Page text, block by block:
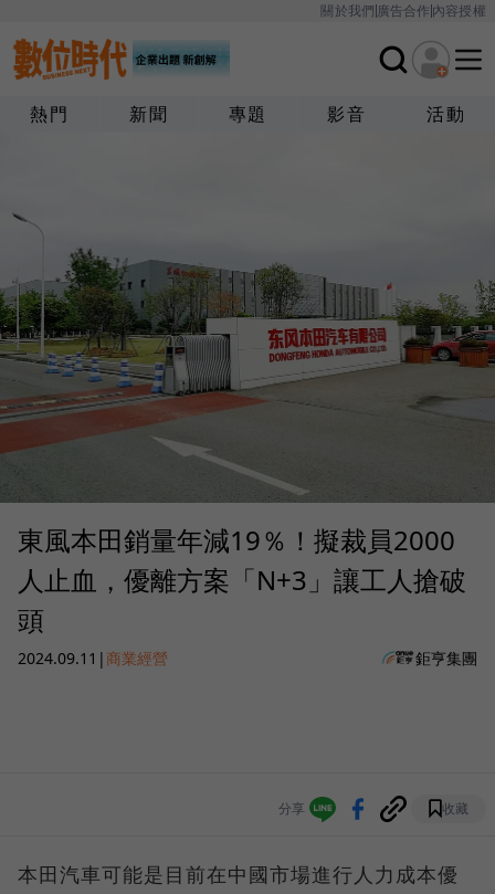
關於我們廣告合作內容授權
熱門 新聞 專題 影音 活動
東風本田銷量年減19％！擬裁員2000
人止血，優離方案「N+3」讓工人搶破
頭
2024.09.11 |商業經營 鉅亨集團
分享 收藏
本田汽車可能是目前在中國市場進行人力成本優